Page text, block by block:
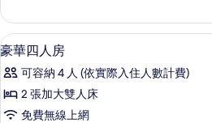
片
所
有
相
片
三
人
房
詳
情
顯
示
豪
華
豪華
5
豪華四人房
可容納 4 人 (依實際入住人數計費)
2 張加大雙人床
免費無線上網